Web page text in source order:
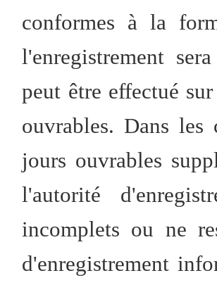
conformes à la
l'enregistrement
peut être effectué
ouvrables. Dans
jours ouvrables
l'autorité
incomplets ou ne
d'enregistrement